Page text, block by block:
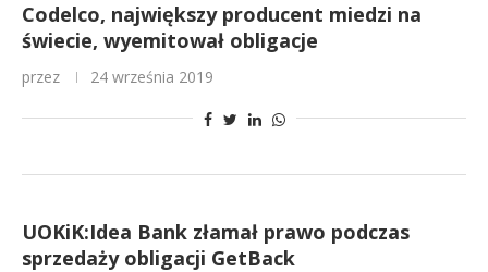
Codelco, największy producent miedzi na
świecie, wyemitował obligacje
przez 24 września 2019
UOKiK:Idea Bank złamał prawo podczas
sprzedaży obligacji GetBack